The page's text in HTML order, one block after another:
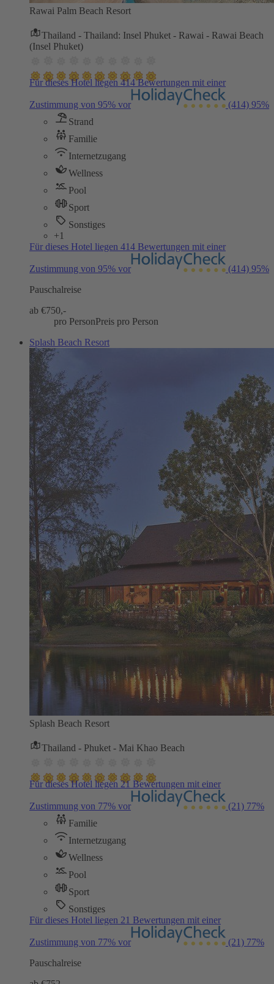
Rawai Palm Beach Resort
Thailand - Thailand: Insel Phuket - Rawai - Rawai Beach
(Insel Phuket)
Für dieses Hotel liegen 414 Bewertungen mit einer
Zustimmung von 95% vor (414) 95%
Strand
Familie
Internetzugang
Wellness
Pool
Sport
Sonstiges
+1
Für dieses Hotel liegen 414 Bewertungen mit einer
Zustimmung von 95% vor (414) 95%
Pauschalreise
ab €750,-
pro PersonPreis pro Person
Splash Beach Resort
Splash Beach Resort
Thailand - Phuket - Mai Khao Beach
Für dieses Hotel liegen 21 Bewertungen mit einer
Zustimmung von 77% vor (21) 77%
Familie
Internetzugang
Wellness
Pool
Sport
Sonstiges
Für dieses Hotel liegen 21 Bewertungen mit einer
Zustimmung von 77% vor (21) 77%
Pauschalreise